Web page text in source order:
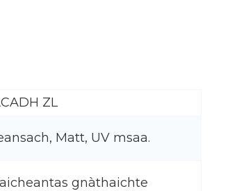
ZL
Matt, UV msaa.
gnàthaichte